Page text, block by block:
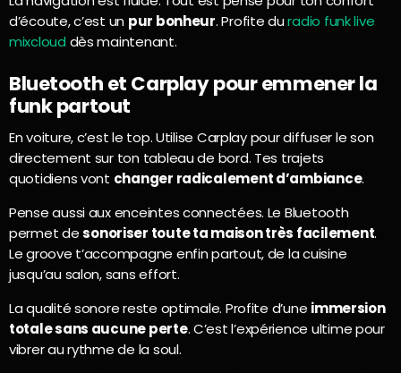
d’écoute, c’est un pur bonheur. Profite duradio funk live
mixcloud dès maintenant.
Bluetooth et Carplay pour emmener la
funk partout
En voiture, c’est le top. Utilise Carplay pour diffuser le son
directement sur ton tableau de bord. Tes trajets
quotidiens vont changer radicalement d’ambiance.
Pense aussi aux enceintes connectées. Le Bluetooth
permet desonoriser toute ta maison très facilement.
Le groove t’accompagne enfin partout, de la cuisine
jusqu’au salon, sans effort.
La qualité sonore reste optimale. Profite d’une immersion
totale sans aucune perte. C’est l’expérience ultime pour
vibrer au rythme de la soul.